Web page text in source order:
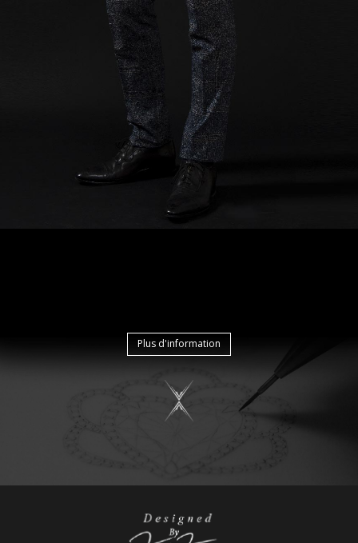
Plus d'information